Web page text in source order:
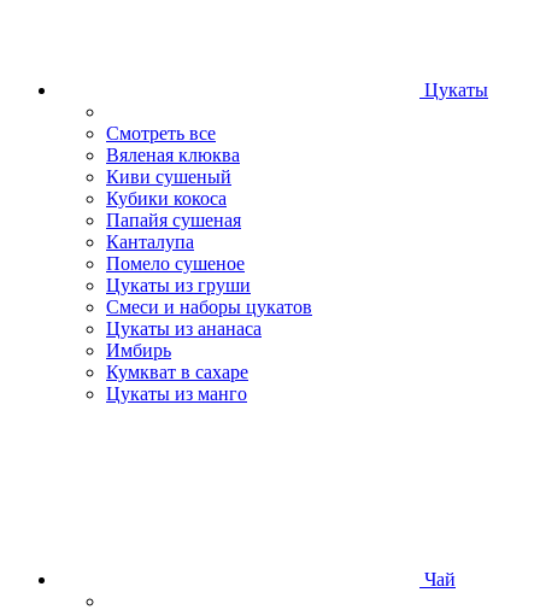
Цукаты
Смотреть все
Вяленая клюква
Киви сушеный
Кубики кокоса
Папайя сушеная
Канталупа
Помело сушеное
Цукаты из груши
Смеси и наборы цукатов
Цукаты из ананаса
Имбирь
Кумкват в сахаре
Цукаты из манго
Чай